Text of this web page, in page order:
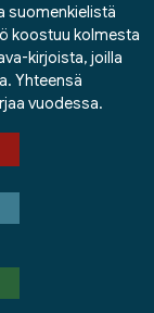
suomenkielistä
koostuu kolmesta
kirjoista, joilla
Yhteensä
vuodessa.